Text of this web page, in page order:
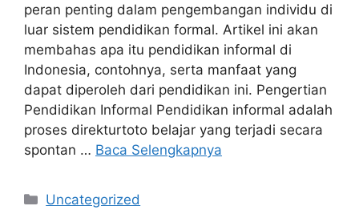
peran penting dalam pengembangan individu di
luar sistem pendidikan formal. Artikel ini akan
membahas apa itu pendidikan informal di
Indonesia, contohnya, serta manfaat yang
dapat diperoleh dari pendidikan ini. Pengertian
Pendidikan Informal Pendidikan informal adalah
proses direkturtoto belajar yang terjadi secara
spontan … Baca Selengkapnya
Kategori
Uncategorized